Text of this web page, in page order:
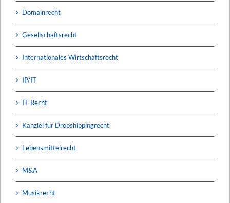
Domainrecht
Gesellschaftsrecht
Internationales Wirtschaftsrecht
IP/IT
IT-Recht
Kanzlei für Dropshippingrecht
Lebensmittelrecht
M&A
Musikrecht